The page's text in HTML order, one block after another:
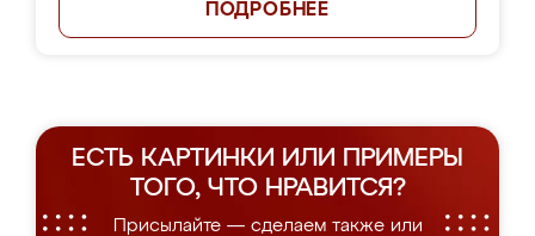
ПОДРОБНЕЕ
ЕСТЬ КАРТИНКИ ИЛИ ПРИМЕРЫ
ТОГО, ЧТО НРАВИТСЯ?
Присылайте — сделаем также или